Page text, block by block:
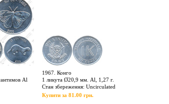
Al
1967. Конго
1 ликута Ø20,9 мм. Al, 1,27 г.
Стан збереження: Uncirculated
Купити за 81.00 грн.